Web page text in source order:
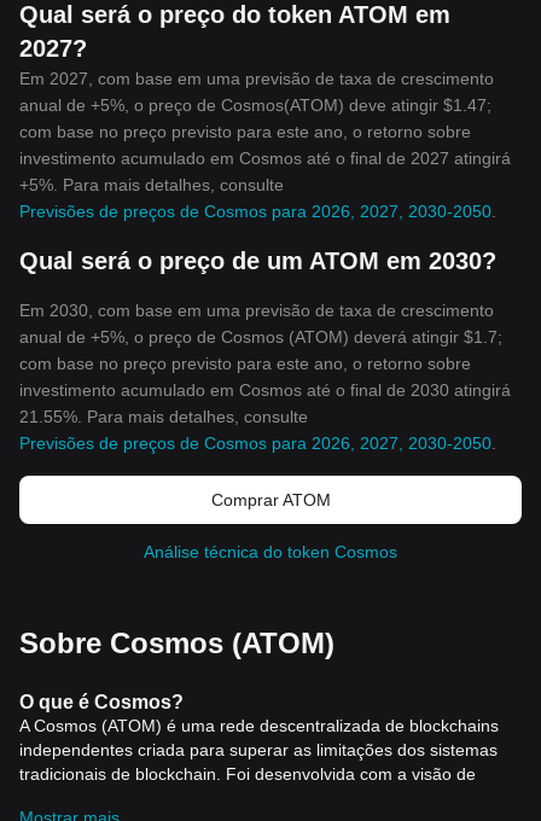
Qual será o preço do token ATOM em
2027?
Em 2027, com base em uma previsão de taxa de crescimento
anual de +5%, o preço de Cosmos(ATOM) deve atingir $1.47;
com base no preço previsto para este ano, o retorno sobre
investimento acumulado em Cosmos até o final de 2027 atingirá
+5%. Para mais detalhes, consulte
Previsões de preços de Cosmos para 2026, 2027, 2030-2050
Qual será o preço de um ATOM em 2030?
Em 2030, com base em uma previsão de taxa de crescimento
anual de +5%, o preço de Cosmos (ATOM) deverá atingir $1.7;
com base no preço previsto para este ano, o retorno sobre
investimento acumulado em Cosmos até o final de 2030 atingirá
21.55%. Para mais detalhes, consulte
Previsões de preços de Cosmos para 2026, 2027, 2030-2050
Comprar ATOM
Análise técnica do token Cosmos
Sobre Cosmos (ATOM)
O que é Cosmos?
A Cosmos (ATOM) é uma rede descentralizada de blockchains
independentes criada para superar as limitações dos sistemas
tradicionais de blockchain. Foi desenvolvida com a visão de